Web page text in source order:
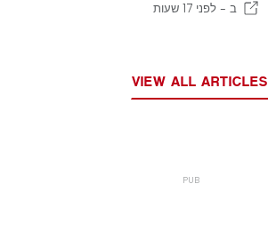
ב - לפני 17 שעות
VIEW ALL ARTICLES